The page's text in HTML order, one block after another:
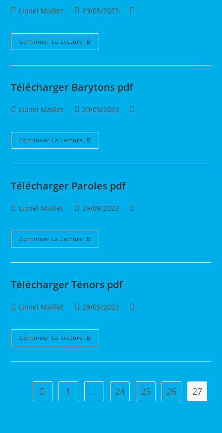
Auteur/autrice
la
publication :
Lionel Maillet
Publication
29/09/2023
Post
Continuer La Lecture Télécharger
Basses
Télécharger Barytons pdf
Auteur/autrice
la
publication :
Lionel Maillet
Publication
29/09/2023
Post
Continuer La Lecture Télécharger
Barytons
Télécharger Paroles pdf
Auteur/autrice
la
publication :
Lionel Maillet
Publication
29/09/2023
Post
Continuer La Lecture Télécharger
Paroles
Télécharger Ténors pdf
Auteur/autrice
la
publication :
Lionel Maillet
Publication
29/09/2023
Post
Continuer La Lecture Télécharger
Ténors
Go to the previous page
1 … 24 25 26 27